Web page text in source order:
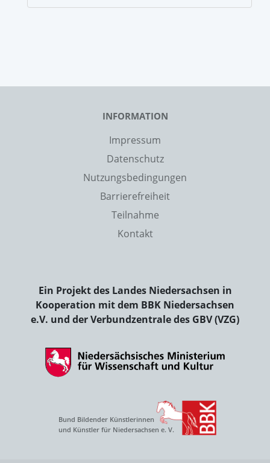
INFORMATION
Impressum
Datenschutz
Nutzungsbedingungen
Barrierefreiheit
Teilnahme
Kontakt
Ein Projekt des Landes Niedersachsen in
Kooperation mit dem BBK Niedersachsen
e.V. und der Verbundzentrale des GBV (VZG)
Bund Bildender Künstlerinnen
und Künstler für Niedersachsen e. V.